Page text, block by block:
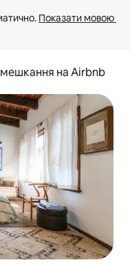
Показати мовою
на Airbnb